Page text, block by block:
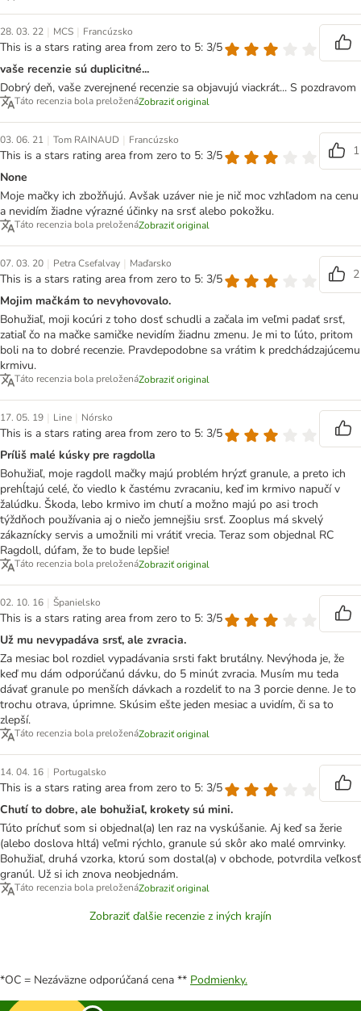
28. 03. 22 | MCS | Francúzsko
This is a stars rating area from zero to 5: 3/5
vaše recenzie sú duplicitné...
Dobrý deň, vaše zverejnené recenzie sa objavujú viackrát... S pozdravom
Táto recenzia bola preloženáZobraziť original
03. 06. 21 | Tom RAINAUD | Francúzsko
This is a stars rating area from zero to 5: 3/5
1
None
Moje mačky ich zbožňujú. Avšak uzáver nie je nič moc vzhľadom na cenu
a nevidím žiadne výrazné účinky na srsť alebo pokožku.
Táto recenzia bola preloženáZobraziť original
07. 03. 20 | Petra Csefalvay | Maďarsko
This is a stars rating area from zero to 5: 3/5
2
Mojim mačkám to nevyhovovalo.
Bohužiaľ, moji kocúri z toho dosť schudli a začala im veľmi padať srsť,
zatiaľ čo na mačke samičke nevidím žiadnu zmenu. Je mi to ľúto, pritom
boli na to dobré recenzie. Pravdepodobne sa vrátim k predchádzajúcemu
krmivu.
Táto recenzia bola preloženáZobraziť original
17. 05. 19 | Line | Nórsko
This is a stars rating area from zero to 5: 3/5
Príliš malé kúsky pre ragdolla
Bohužiaľ, moje ragdoll mačky majú problém hrýzť granule, a preto ich
prehĺtajú celé, čo viedlo k častému zvracaniu, keď im krmivo napučí v
žalúdku. Škoda, lebo krmivo im chutí a možno majú po asi troch
týždňoch používania aj o niečo jemnejšiu srsť. Zooplus má skvelý
zákaznícky servis a umožnili mi vrátiť vrecia. Teraz som objednal RC
Ragdoll, dúfam, že to bude lepšie!
Táto recenzia bola preloženáZobraziť original
02. 10. 16 | Španielsko
This is a stars rating area from zero to 5: 3/5
Už mu nevypadáva srsť, ale zvracia.
Za mesiac bol rozdiel vypadávania srsti fakt brutálny. Nevýhoda je, že
keď mu dám odporúčanú dávku, do 5 minút zvracia. Musím mu teda
dávať granule po menších dávkach a rozdeliť to na 3 porcie denne. Je to
trochu otrava, úprimne. Skúsim ešte jeden mesiac a uvidím, či sa to
zlepší.
Táto recenzia bola preloženáZobraziť original
14. 04. 16 | Portugalsko
This is a stars rating area from zero to 5: 3/5
Chutí to dobre, ale bohužiaľ, krokety sú mini.
Túto príchuť som si objednal(a) len raz na vyskúšanie. Aj keď sa žerie
(alebo doslova hltá) veľmi rýchlo, granule sú skôr ako malé omrvinky.
Bohužiaľ, druhá vzorka, ktorú som dostal(a) v obchode, potvrdila veľkosť
granúl. Už si ich znova neobjednám.
Táto recenzia bola preloženáZobraziť original
Zobraziť ďalšie recenzie z iných krajín
*OC = Nezáväzne odporúčaná cena ** Podmienky.